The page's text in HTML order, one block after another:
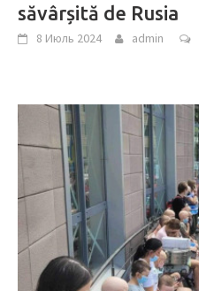
săvârșită de Rusia
8 Июль 2024 admin